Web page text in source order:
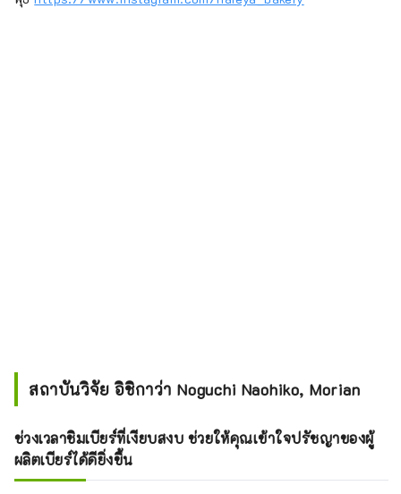
สถาบันวิจัย อิชิกาว่า Noguchi Naohiko, Morian
ช่วงเวลาชิมเบียร์ที่เงียบสงบ ช่วยให้คุณเข้าใจปรัชญาของผู้
ผลิตเบียร์ได้ดียิ่งขึ้น